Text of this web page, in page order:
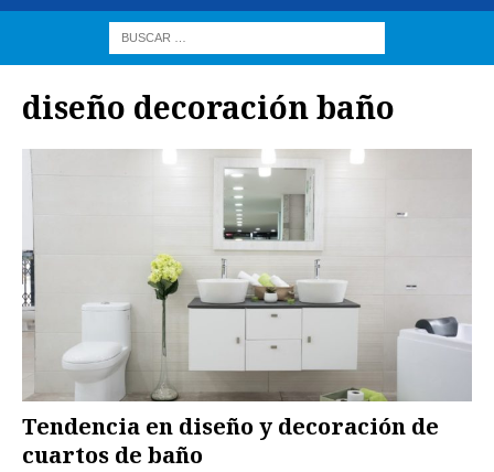
diseño decoración baño
Tendencia en diseño y decoración de
cuartos de baño